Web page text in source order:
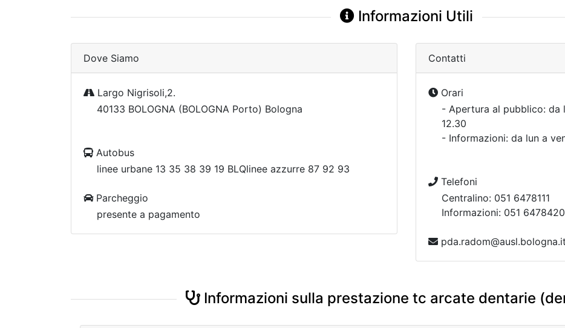
Informazioni Utili
Dove Siamo
Largo Nigrisoli,2.
40133 BOLOGNA (BOLOGNA Porto) Bologna
Autobus
linee urbane 13 35 38 39 19 BLQlinee azzurre 87 92 93
Parcheggio
presente a pagamento
Contatti
Orari
- Apertura al pubblico: da
12.30
- Informazioni: da lun a
Telefoni
Centralino: 051 6478111
Informazioni: 051
pda.radom@ausl.bologna.it
Informazioni sulla prestazione tc arcate dentarie